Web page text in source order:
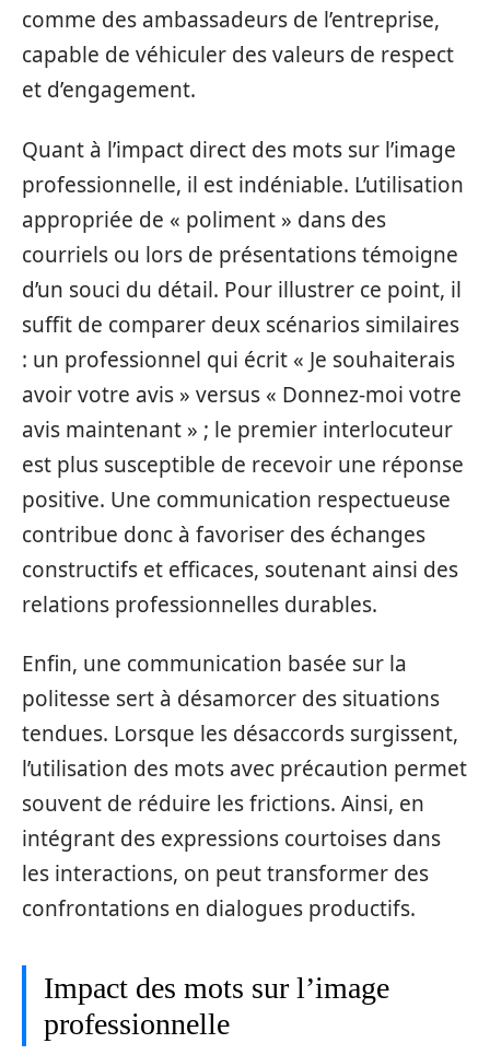
comme des ambassadeurs de l’entreprise,
capable de véhiculer des valeurs de respect
et d’engagement.
Quant à l’impact direct des mots sur l’image
professionnelle, il est indéniable. L’utilisation
appropriée de « poliment » dans des
courriels ou lors de présentations témoigne
d’un souci du détail. Pour illustrer ce point, il
suffit de comparer deux scénarios similaires
: un professionnel qui écrit « Je souhaiterais
avoir votre avis » versus « Donnez-moi votre
avis maintenant » ; le premier interlocuteur
est plus susceptible de recevoir une réponse
positive. Une communication respectueuse
contribue donc à favoriser des échanges
constructifs et efficaces, soutenant ainsi des
relations professionnelles durables.
Enfin, une communication basée sur la
politesse sert à désamorcer des situations
tendues. Lorsque les désaccords surgissent,
l’utilisation des mots avec précaution permet
souvent de réduire les frictions. Ainsi, en
intégrant des expressions courtoises dans
les interactions, on peut transformer des
confrontations en dialogues productifs.
Impact des mots sur l’image
professionnelle